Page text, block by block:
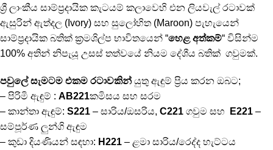
ශ්‍රී ලාංකීය සාම්ප්‍රදායික කැටයම් කලාවෙහි එන ලියවැල් රටාවක්
ඇසුරින් ඇත්දල (Ivory) සහ සුලෝහිත (Maroon) පැහැයෙන්
සාම්ප්‍රදායික බතික් ක්‍රමශිල්ප භාවිතයෙන් “හෙළ අත්කම්“ විසින්ම
100% අතින් නිපැයූ උසස් තත්වයේ නියම දේශීය බතික් ගවුමක්.
පවුලේ සැමටම එකම රටාවකින් යුතු ඇඳුම් ප්‍රිය කරන ඔබට;
– පිරිමි ඇඳුම් : AB221කමිසය සහ සරම
– කාන්තා ඇඳුම්: S221 – සාරිය/ඔසරිය, C221 ගවුම සහ E221 –
සම්පූර්ණ ලුන්ගි ඇඳුම
– කුඩා දියණියන් සඳහා: H221 – ළමා සාරිය/රෙද්ද හැට්ටය